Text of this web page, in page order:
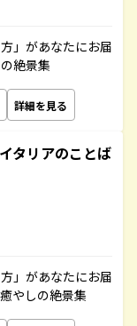
」があなたにお届
絶景集
詳細を見る
タリアのことば
」があなたにお届
やしの絶景集